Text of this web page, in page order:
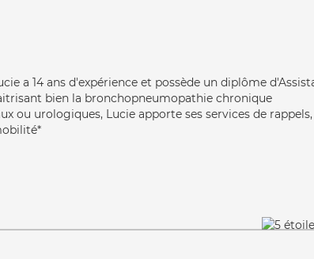
a 14 ans d'expérience et possède un diplôme
bien la bronchopneumopathie chronique
ou urologiques, Lucie apporte ses services de rappels,